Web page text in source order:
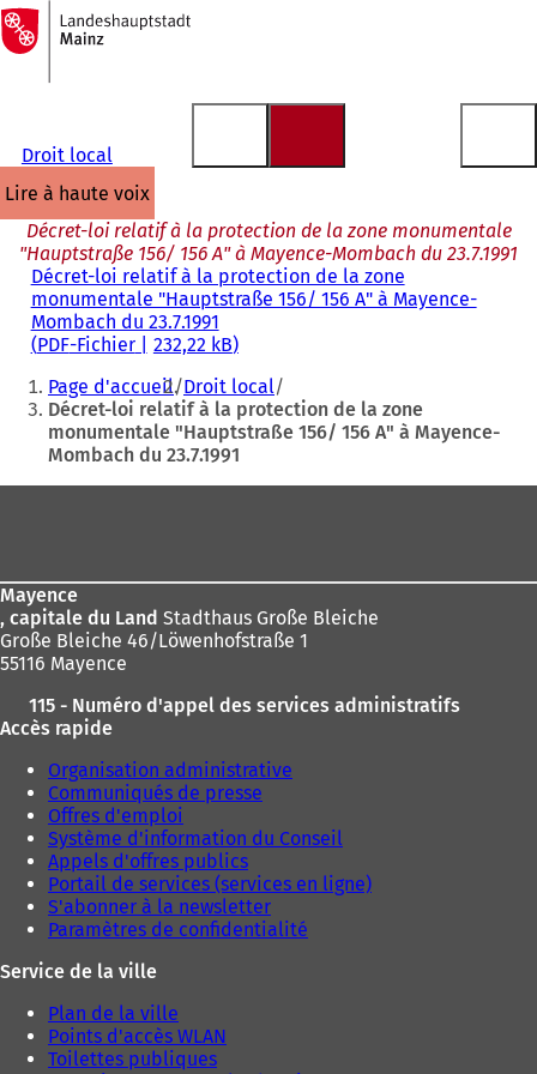
Accéder au contenu
Vers
la
page
d'accueil
Droit local
lire à haute voix
Décret-loi relatif à la protection de la zone monumentale
"Hauptstraße 156/ 156 A" à Mayence-Mombach du 23.7.1991
Décret-loi relatif à la protection de la zone
monumentale "Hauptstraße 156/ 156 A" à Mayence-
Mombach du 23.7.1991
PDF-Fichier 232,22 kB
Vous
êtes
Page d'accueil Droit local
Décret-loi relatif à la protection de la zone
monumentale "Hauptstraße 156/ 156 A" à Mayence-
Mombach du 23.7.1991
Mayence
, capitale du Land Stadthaus Große Bleiche
Große Bleiche 46/Löwenhofstraße 1
55116 Mayence
115 - Numéro d'appel des services administratifs
Accès rapide
Organisation administrative
Communiqués de presse
Offres d'emploi
Système d'information du Conseil
Appels d'offres publics
Portail de services (services en ligne)
S'abonner à la newsletter
Paramètres de confidentialité
Service de la ville
Plan de la ville
Points d'accès WLAN
Toilettes publiques